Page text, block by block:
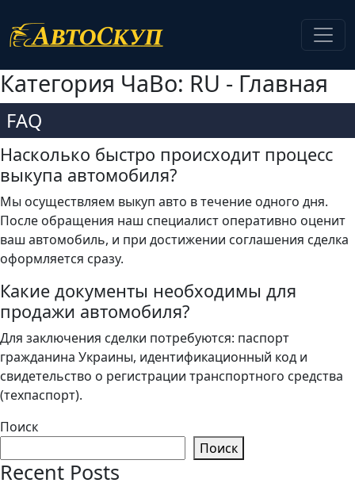
Категория ЧаВо: RU - Главная
FAQ
Насколько быстро происходит процесс
выкупа автомобиля?
Мы осуществляем выкуп авто в течение одного дня.
После обращения наш специалист оперативно оценит
ваш автомобиль, и при достижении соглашения сделка
оформляется сразу.
Какие документы необходимы для
продажи автомобиля?
Для заключения сделки потребуются: паспорт
гражданина Украины, идентификационный код и
свидетельство о регистрации транспортного средства
(техпаспорт).
Поиск
Поиск
Recent Posts